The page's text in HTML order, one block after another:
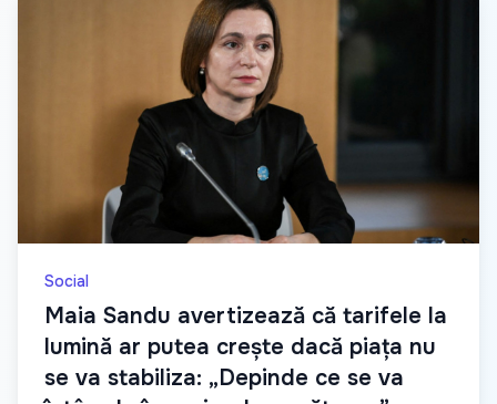
Social
Maia Sandu avertizează că tarifele la
lumină ar putea crește dacă piața nu
se va stabiliza: „Depinde ce se va